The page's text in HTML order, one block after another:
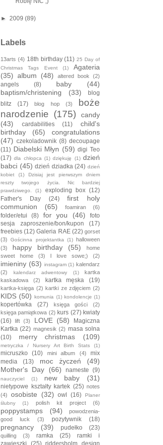
► 2009 (89)
Labels
13arts (4) 18th birthday (11) 25 Day of
Christmas Tags Event
(1)
Agateria
(35) album (48) altered book (2)
angels (8) baby
(44)
baptism/christening
(33)
blog
blitz
(17) blog hop (3)
boże
narodzenie (175)
candy
(43)
cardabilities (11)
child's
birthday
(65)
congratulations
(47) czekoladownik (8) decoupage
(11) Diabelski Młyn (59) digi Teo
(17) dla chłopca (1) dziękuję (1) dzień
babci (45) dzień dziadka (24) dzień
kobiet
(1)
Dzisiaj jest pierwszym dniem
reszty twojego życia. Nic bardziej
prawdziwego.
(1) exploding box (12)
Father's Day
(24)
first holy
communion
(65) foamiran (6)
folder/etui (8) for you (46)
foto
sesja zaproszenie/bon/kupon
(17)
freebies (12) Galeria RAE (22) gorset
(3)
Gościnna projektantka (1) halloween
(3)
happy birthday (55)
home
sweet home
(3) I love sowe;) (2)
imieniny (63) instagram (1) kalendarz
(2)
kalendarz adwentowy (1)
kartka
kaskadowa
(2) kartka męska (19)
kartka-księga (2) kartki ze zdjęciem (2)
KIDS (50) komunia (1) kondolencje (1)
kopertówka (27) księga gości
(2)
księga pamiątkowa (2) kurs (27) kwiaty
(16)
lift (3) LOVE (58)
Magiczna
Kartka (22) magnesik (2) masa solna
(10)
merry christmas (109)
metryczka / Nursery Art Birth Stats (1)
micruszko (10) mini album (4)
mix
media
(13) moc życzeń
(49)
Mother's Day
(66) nameste (9)
nauczyciel (1) new baby (31)
nietypowe kształty kartek (25) notes
(4)
osobiste (32) owl (16)
Planer
ślubny
(1) polish kit project (6)
poppystamps (94)
powodzenia-
good luck
(3) pozytywnik (18)
pregnancy (39) pudełko (23)
quilling (3) ramka (25)
ramki i
zawieszki
(25) riddersholm design